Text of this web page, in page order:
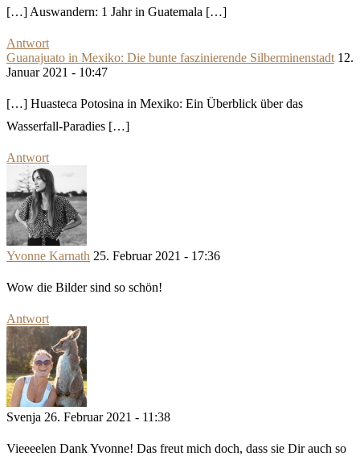
[…] Auswandern: 1 Jahr in Guatemala […]
Antwort
Guanajuato in Mexiko: Die bunte faszinierende Silberminenstadt 12.
Januar 2021 - 10:47
[…] Huasteca Potosina in Mexiko: Ein Überblick über das
Wasserfall-Paradies […]
Antwort
Yvonne Karnath 25. Februar 2021 - 17:36
Wow die Bilder sind so schön!
Antwort
Svenja 26. Februar 2021 - 11:38
Vieeeelen Dank Yvonne! Das freut mich doch, dass sie Dir auch so